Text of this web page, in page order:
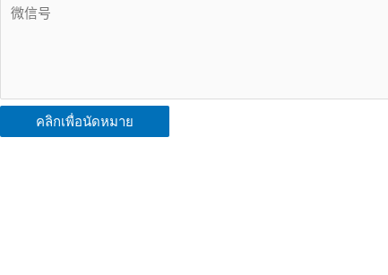
คลิกเพื่อนัดหมาย